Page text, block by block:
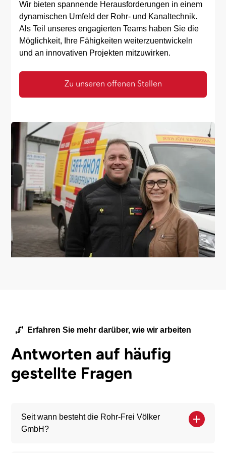
Wir bieten spannende Herausforderungen in einem
dynamischen Umfeld der Rohr- und Kanaltechnik.
Als Teil unseres engagierten Teams haben Sie die
Möglichkeit, Ihre Fähigkeiten weiterzuentwickeln
und an innovativen Projekten mitzuwirken.
Zu unseren offenen Stellen
Erfahren Sie mehr darüber, wie wir arbeiten
Antworten auf häufig
gestellte Fragen
Seit wann besteht die Rohr-Frei Völker
GmbH?